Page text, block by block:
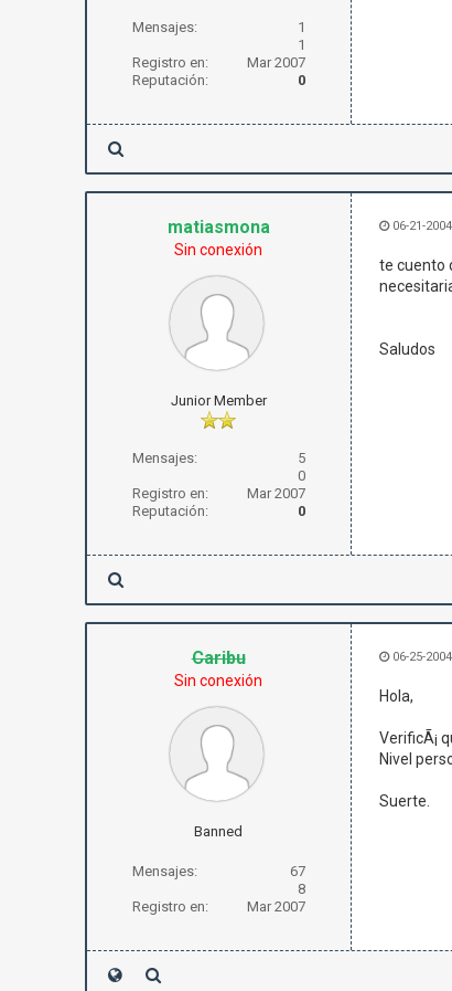
Mensajes:
1
1
Registro en:
Mar 2007
Reputación:
0
matiasmona
Sin conexión
Junior Member
Mensajes:
5
0
Registro en:
Mar 2007
Reputación:
0
06-21-
te cuento
Saludos
Caribu
Sin conexión
Banned
Mensajes:
67
8
Registro en:
Mar 2007
06-25-
Hola,
VerificÃ¡
Nivel
Suerte.